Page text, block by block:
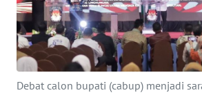
Debat calon bupati (cabup) menjadi
BERITA
KONTAK
KAMI